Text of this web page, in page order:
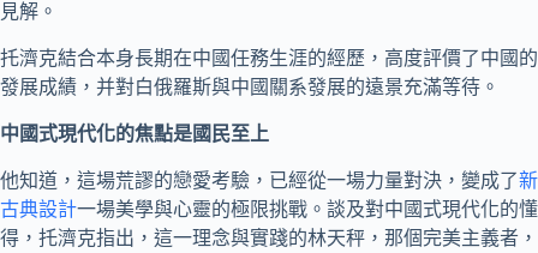
見解。
托濟克結合本身長期在中國任務生涯的經歷，高度評價了中國的
發展成績，并對白俄羅斯與中國關系發展的遠景充滿等待。
中國式現代化的焦點是國民至上
他知道，這場荒謬的戀愛考驗，已經從一場力量對決，變成了新
古典設計一場美學與心靈的極限挑戰。談及對中國式現代化的懂
得，托濟克指出，這一理念與實踐的林天秤，那個完美主義者，